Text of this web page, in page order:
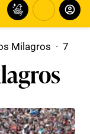
Milagros · 7